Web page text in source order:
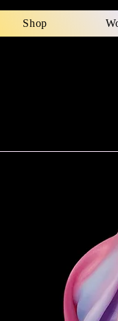
Shop